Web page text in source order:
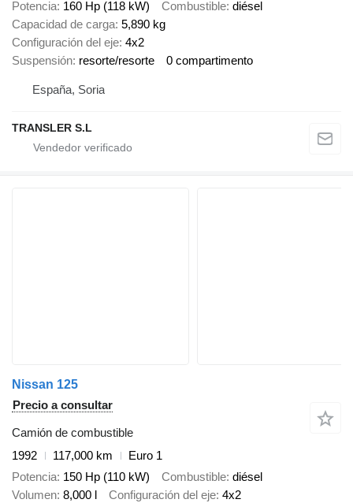
Potencia 160 Hp (118 kW) Combustible diésel
Capacidad de carga 5,890 kg
Configuración del eje 4x2
Suspensión resorte/resorte 0 compartimento
España, Soria
TRANSLER S.L
Nissan 125
Precio a consultar
Camión de combustible
1992
117,000 km
Euro 1
Potencia 150 Hp (110 kW) Combustible diésel
Volumen 8,000 l Configuración del eje 4x2